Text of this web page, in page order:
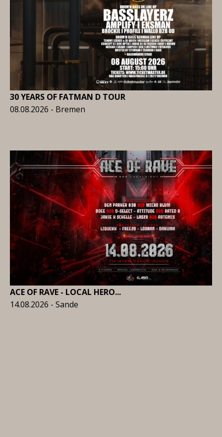
30 YEARS OF FATMAN D TOUR
08.08.2026 - Bremen
ACE OF RAVE - LOCAL HERO...
14.08.2026 - Sande